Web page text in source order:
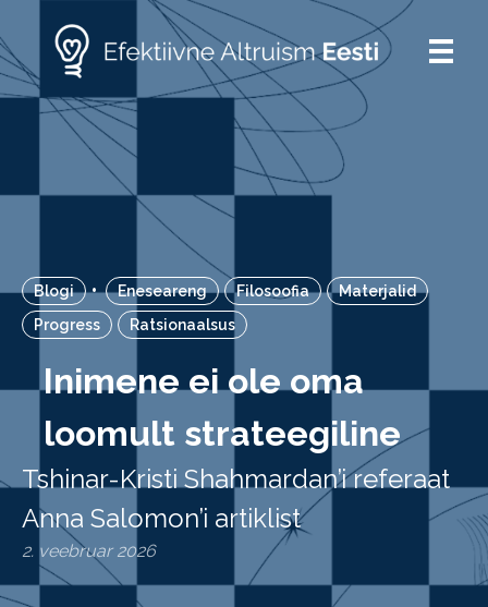
Blogi • Eneseareng Filosoofia
Materjalid
Progress
Ratsionaalsus
Inimene ei ole oma
loomult strateegiline
Tshinar-Kristi Shahmardan’i referaat
Anna Salomon’i artiklist
2. veebruar 2026